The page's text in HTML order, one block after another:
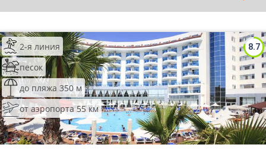
8.7
2-я линия
песок
до пляжа 350 м
от аэропорта 55 км
ТОП 10 лучших отелей 5*
ТОП 10 недорогих отелей
5*
Лучшие отели 4* звезды
Недорогие отели 4*
звезды
Лучшие отели 3* звезды